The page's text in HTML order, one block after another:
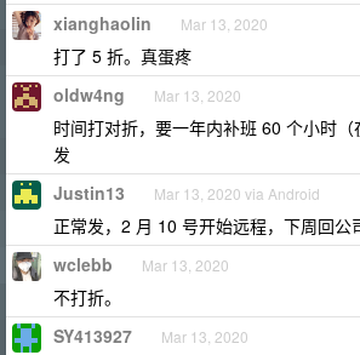
xianghaolin Mar 13, 2020
打了 5 折。真蛋疼
oldw4ng Mar 13, 2020
时间打对折，要一年内补班 60 个小时
发
Justin13 Mar 13, 2020 via Android
正常发，2 月 10 号开始远程，下周回公
wclebb Mar 13, 2020
不打折。
SY413927 Mar 13, 2020